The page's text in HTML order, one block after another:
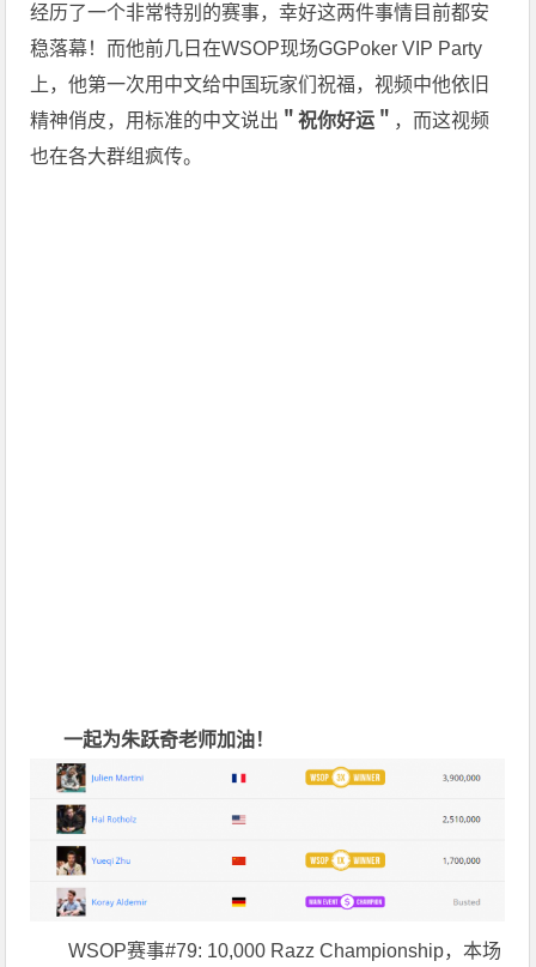
经历了一个非常特别的赛事，幸好这两件事情目前都安
稳落幕！而他前几日在WSOP现场GGPoker VIP Party
上，他第一次用中文给中国玩家们祝福，视频中他依旧
精神俏皮，用标准的中文说出 ＂祝你好运＂ ，而这视频
也在各大群组疯传。
一起为朱跃奇老师加油！
WSOP赛事#79: 10,000 Razz Championship，本场